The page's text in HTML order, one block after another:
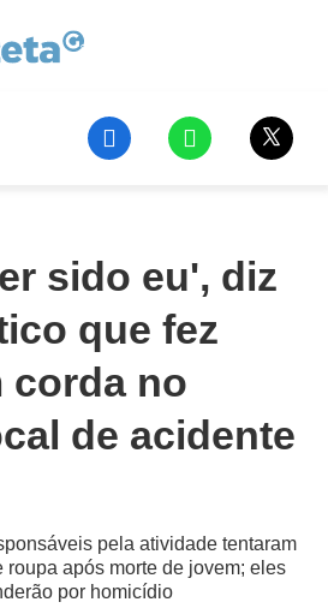
sido eu', diz
que fez
corda no
de acidente
pela atividade tentaram
roupa após morte de jovem; eles
por homicídio